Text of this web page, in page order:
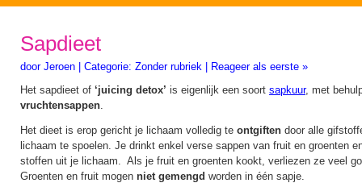
Sapdieet
door Jeroen Categorie: Zonder rubriek
Reageer als eerste »
Het sapdieet of ‘juicing detox’ is eigenlijk een soort sapkuur, met
vruchtensappen.
Het dieet is erop gericht je lichaam volledig te ontgiften door alle
lichaam te spoelen. Je drinkt enkel verse sappen van fruit en groenten
stoffen uit je lichaam. Als je fruit en groenten kookt, verliezen ze veel
Groenten en fruit mogen niet gemengd worden in één sapje.